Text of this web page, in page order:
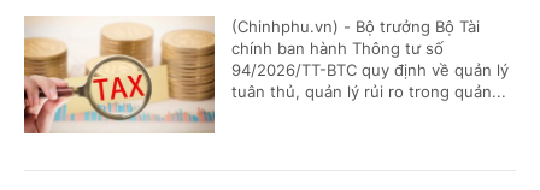
(Chinhphu.vn) - Bộ trưởng Bộ Tài
chính ban hành Thông tư số
94/2026/TT-BTC quy định về quản lý
tuân thủ, quản lý rủi ro trong quản...